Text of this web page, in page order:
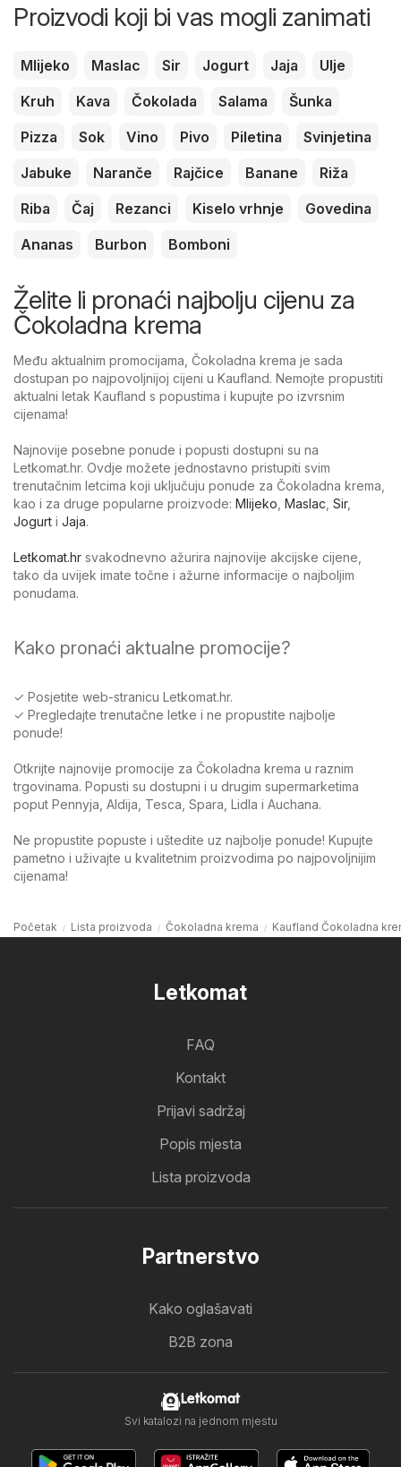
Proizvodi koji bi vas mogli zanimati
Mlijeko Maslac Sir Jogurt Jaja
Ulje
Kruh
Kava Čokolada Salama
Šunka
Pizza
Sok Vino Pivo Piletina
Svinjetina
Jabuke
Naranče Rajčice Banane
Riža
Riba
Čaj Rezanci Kiselo vrhnje
Govedina
Ananas
Burbon Bomboni
Želite li pronaći najbolju cijenu za
Čokoladna krema
Među aktualnim promocijama, Čokoladna krema je sada
dostupan po najpovoljnijoj cijeni u Kaufland. Nemojte propustiti
aktualni letak Kaufland s popustima i kupujte po izvrsnim
cijenama!
Najnovije posebne ponude i popusti dostupni su na
Letkomat.hr. Ovdje možete jednostavno pristupiti svim
trenutačnim letcima koji uključuju ponude za Čokoladna krema,
kao i za druge popularne proizvode: Mlijeko Maslac Sir,
Jogurt i Jaja.
Letkomat.hr svakodnevno ažurira najnovije akcijske cijene,
tako da uvijek imate točne i ažurne informacije o najboljim
ponudama.
Kako pronaći aktualne promocije?
✓ Posjetite web-stranicu Letkomat.hr.
✓ Pregledajte trenutačne letke i ne propustite najbolje
ponude!
Otkrijte najnovije promocije za Čokoladna krema u raznim
trgovinama. Popusti su dostupni i u drugim supermarketima
poput Pennyja, Aldija, Tesca, Spara, Lidla i Auchana.
Ne propustite popuste i uštedite uz najbolje ponude! Kupujte
pametno i uživajte u kvalitetnim proizvodima po najpovoljnijim
cijenama!
Početak Lista proizvoda Čokoladna krema Kaufland Čokoladna
Letkomat
FAQ
Kontakt
Prijavi sadržaj
Popis mjesta
Lista proizvoda
Partnerstvo
Kako oglašavati
B2B zona
Letkomat
Svi katalozi na jednom mjestu